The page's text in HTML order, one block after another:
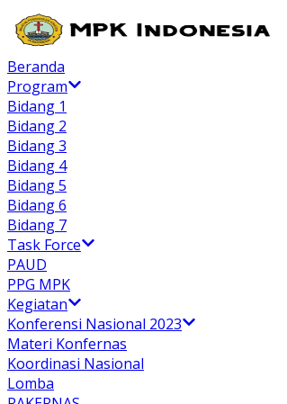
Beranda
Program
Bidang 1
Bidang 2
Bidang 3
Bidang 4
Bidang 5
Bidang 6
Bidang 7
Task Force
PAUD
PPG MPK
Kegiatan
Konferensi Nasional 2023
Materi Konfernas
Koordinasi Nasional
Lomba